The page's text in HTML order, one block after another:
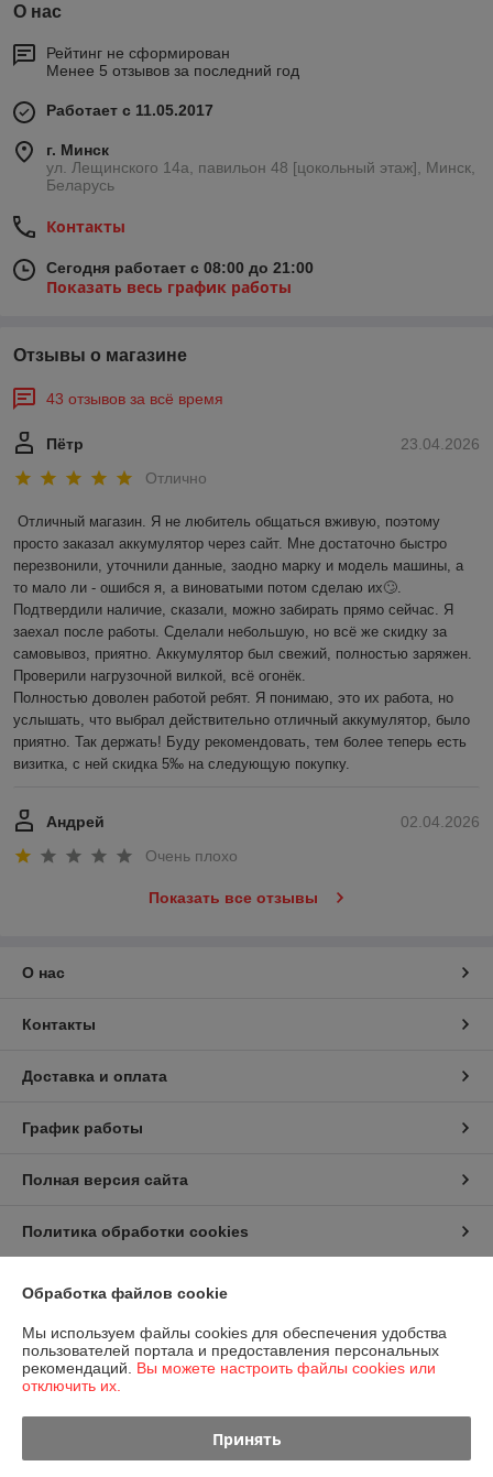
О нас
Рейтинг не сформирован
Менее 5 отзывов за последний год
Работает с 11.05.2017
г. Минск
ул. Лещинского 14а, павильон 48 [цокольный этаж], Минск,
Беларусь
Контакты
Сегодня работает с 08:00 до 21:00
Показать весь график работы
Отзывы о магазине
43 отзывов за всё время
23.04.2026
Пётр
Отлично
Отличный магазин. Я не любитель общаться вживую, поэтому
просто заказал аккумулятор через сайт. Мне достаточно быстро
перезвонили, уточнили данные, заодно марку и модель машины, а
то мало ли - ошибся я, а виноватыми потом сделаю их🙄.
Подтвердили наличие, сказали, можно забирать прямо сейчас. Я
заехал после работы. Сделали небольшую, но всё же скидку за
самовывоз, приятно. Аккумулятор был свежий, полностью заряжен.
Проверили нагрузочной вилкой, всё огонёк.
Полностью доволен работой ребят. Я понимаю, это их работа, но
услышать, что выбрал действительно отличный аккумулятор, было
приятно. Так держать! Буду рекомендовать, тем более теперь есть
визитка, с ней скидка 5‰ на следующую покупку.
02.04.2026
Андрей
Очень плохо
Показать все отзывы
О нас
Контакты
Доставка и оплата
График работы
Полная версия сайта
Политика обработки cookies
Сайт создан на платформе Deal.by
Юридическое лицо:Общество с ограниченной ответственностью
Обработка файлов cookie
Мы используем файлы cookies для обеспечения удобства
пользователей портала и предоставления персональных
рекомендаций. Вы можете настроить файлы cookies или
отключить их.
Принять